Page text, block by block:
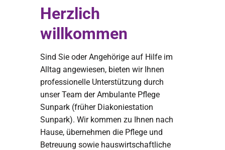
Herzlich
willkommen
Sind Sie oder Angehörige auf Hilfe im
Alltag angewiesen, bieten wir Ihnen
professionelle Unterstützung durch
unser Team der Ambulante Pflege
Sunpark (früher Diakoniestation
Sunpark). Wir kommen zu Ihnen nach
Hause, übernehmen die Pflege und
Betreuung sowie hauswirtschaftliche